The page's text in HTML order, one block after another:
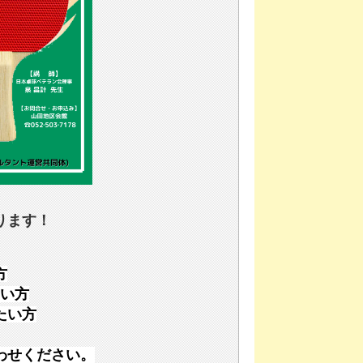
ます！
方
い方
ください。